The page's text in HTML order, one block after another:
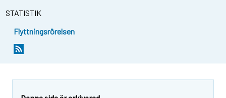
STATISTIK
Flyttningsrörelsen